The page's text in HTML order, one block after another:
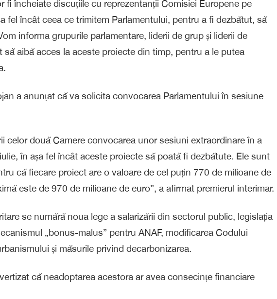
fi încheiate discuțiile cu reprezentanții Comisiei Europene pe
fel încât ceea ce trimitem Parlamentului, pentru a fi dezbătut, să
informa grupurile parlamentare, liderii de grup și liderii de
să aibă acces la aceste proiecte din timp, pentru a le putea
a anunțat că va solicita convocarea Parlamentului în sesiune
celor două Camere convocarea unor sesiuni extraordinare în a
în așa fel încât aceste proiecte să poată fi dezbătute. Ele sunt
că fiecare proiect are o valoare de cel puțin 770 de milioane de
este de 970 de milioane de euro”, a afirmat premierul interimar.
se numără noua lege a salarizării din sectorul public, legislația
„bonus-malus” pentru ANAF, modificarea Codului
și măsurile privind decarbonizarea.
că neadoptarea acestora ar avea consecințe financiare